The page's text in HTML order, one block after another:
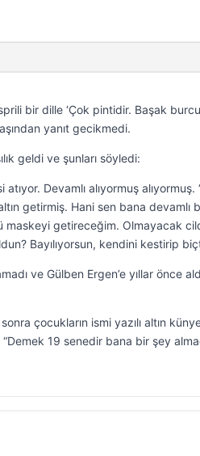
bir dille ‘Çok pintidir. Başak
yanıt gecikmedi.
geldi ve şunları söyledi:
Devamlı alıyormuş alıyormuş.
getirmiş. Hani sen bana devamlı
maskeyi getireceğim. Olmayacak
Bayılıyorsun, kendini kestirip
ve Gülben Ergen’e yıllar önce
çocukların ismi yazılı altın
19 senedir bana bir şey